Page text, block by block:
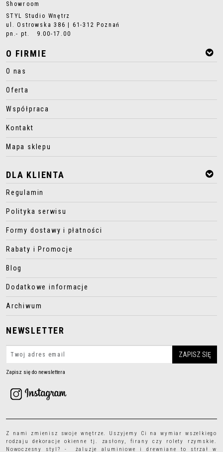
Showroom
STYL Studio Wnętrz
ul. Ostrowska 386 | 61-312 Poznań
pn.- pt. 9.00-17.00
O FIRMIE
O nas
Oferta
Współpraca
Kontakt
Mapa sklepu
DLA KLIENTA
Regulamin
Polityka serwisu
Formy dostawy i płatności
Rabaty i Promocje
Blog
Dodatkowe informacje
Archiwum
NEWSLETTER
Zapisz się do newslettera
Z nami zmienisz swoje wnętrze. Uszyjemy Ci na wymiar wszelkiego
rodzajudekoracje okienne tj. zasłony, firany czy rolety rzymskie.
Nowoczesny styl? - żaluzje aluminiowe i drewniane to strzał w